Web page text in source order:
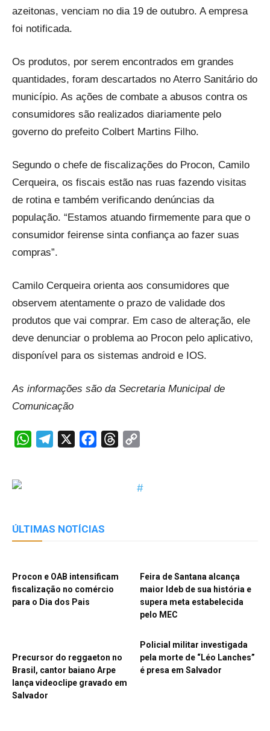
azeitonas, venciam no dia 19 de outubro. A empresa
foi notificada.
Os produtos, por serem encontrados em grandes
quantidades, foram descartados no Aterro Sanitário do
município. As ações de combate a abusos contra os
consumidores são realizados diariamente pelo
governo do prefeito Colbert Martins Filho.
Segundo o chefe de fiscalizações do Procon, Camilo
Cerqueira, os fiscais estão nas ruas fazendo visitas
de rotina e também verificando denúncias da
população. “Estamos atuando firmemente para que o
consumidor feirense sinta confiança ao fazer suas
compras”.
Camilo Cerqueira orienta aos consumidores que
observem atentamente o prazo de validade dos
produtos que vai comprar. Em caso de alteração, ele
deve denunciar o problema ao Procon pelo aplicativo,
disponível para os sistemas android e IOS.
As informações são da Secretaria Municipal de
Comunicação
WhatsAppTelegram FacebookThreads
ÚLTIMAS NOTÍCIAS
Procon e OAB intensificam
fiscalização no comércio
para o Dia dos Pais
Feira de Santana alcança
maior Ideb de sua história e
supera meta estabelecida
pelo MEC
Precursor do reggaeton no
Brasil, cantor baiano Arpe
lança videoclipe gravado em
Salvador
Policial militar investigada
pela morte de “Léo Lanches”
é presa em Salvador